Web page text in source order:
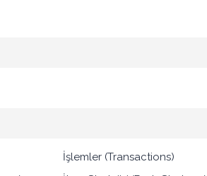
İşlemler (Transactions)